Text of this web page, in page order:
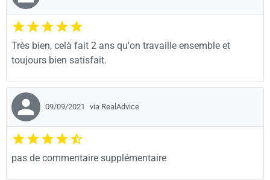
Très bien, celà fait 2 ans qu'on travaille ensemble et
toujours bien satisfait.
09/09/2021 via RealAdvice
pas de commentaire supplémentaire